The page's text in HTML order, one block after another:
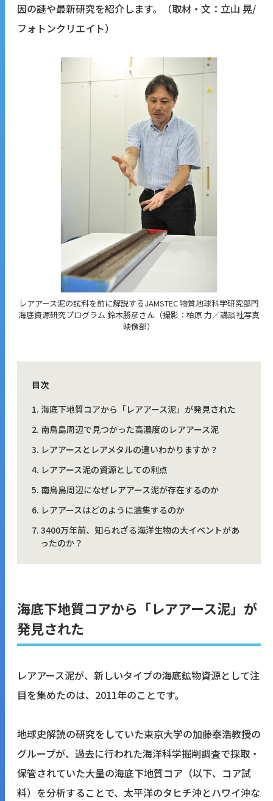
因の謎や最新研究を紹介します。（取材・文：立山 晃/
フォトンクリエイト）
レアアース泥の試料を前に解説するJAMSTEC 物質地球科学研究部門
海底資源研究プログラム 鈴木勝彦さん（撮影：柏原 力／講談社写真
映像部）
目次
海底下地質コアから「レアアース泥」が発見された
南鳥島周辺で見つかった高濃度のレアアース泥
レアアースとレアメタルの違いわかりますか？
レアアース泥の資源としての利点
南鳥島周辺になぜレアアース泥が存在するのか
レアアースはどのように濃集するのか
3400万年前、知られざる海洋生物の大イベントがあ
ったのか？
海底下地質コアから「レアアース泥」が
発見された
レアアース泥が、新しいタイプの海底鉱物資源として注
目を集めたのは、2011年のことです。
地球史解読の研究をしていた東京大学の加藤泰浩教授の
グループが、過去に行われた海洋科学掘削調査で採取・
保管されていた大量の海底下地質コア（以下、コア試
料）を分析することで、太平洋のタヒチ沖とハワイ沖な